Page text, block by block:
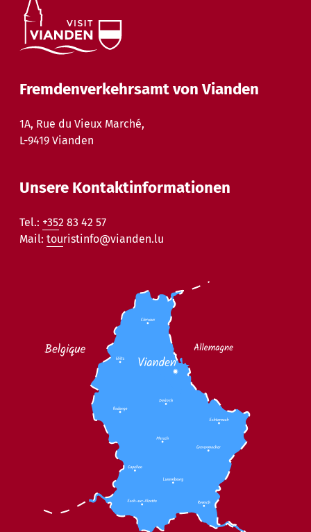
Fremdenverkehrsamt von Vianden
1A, Rue du Vieux Marché,
L-9419 Vianden
Unsere Kontaktinformationen
Tel.: +352 83 42 57
Mail: touristinfo@vianden.lu